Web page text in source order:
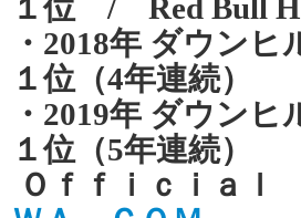
１位 / Red Bull
・2018年 ダウン
１位（4年連続）
・2019年 ダウン
１位（5年連続）
Ｏｆｆｉｃｉａ